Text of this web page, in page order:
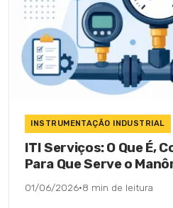
INSTRUMENTAÇÃO INDUSTRIAL
ITI Serviços: O Que É,
Para Que Serve o
01/06/2026·8 min de leitura